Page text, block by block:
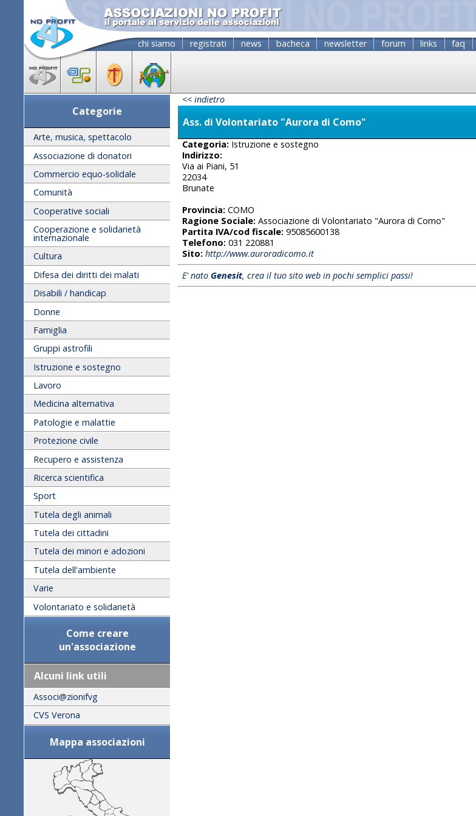
chi siamo registrati news bacheca newsletter forum links faq
Categorie
Arte, musica, spettacolo
Associazione di donatori
Commercio equo-solidale
Comunità
Cooperative sociali
Cooperazione e solidarietà
internazionale
Cultura
Difesa dei diritti dei malati
Disabili / handicap
Donne
Famiglia
Gruppi astrofili
Istruzione e sostegno
Lavoro
Medicina alternativa
Patologie e malattie
Protezione civile
Recupero e assistenza
Ricerca scientifica
Sport
Tutela degli animali
Tutela dei cittadini
Tutela dei minori e adozioni
Tutela dell'ambiente
Varie
Volontariato e solidarietà
Come creare
un'associazione
Alcuni link utili
Associ@zionifvg
CVS Verona
Mappa associazioni
<< indietro
Ass. di Volontariato "Aurora di Como"
Categoria: Istruzione e sostegno
Indirizzo:
Via ai Piani, 51
22034
Brunate
Provincia: COMO
Ragione Sociale: Associazione di Volontariato "Aurora di Como"
Partita IVA/cod fiscale: 95085600138
Telefono: 031 220881
Sito: http://www.auroradicomo.it
E' nato Genesit, crea il tuo sito web in pochi semplici passi!